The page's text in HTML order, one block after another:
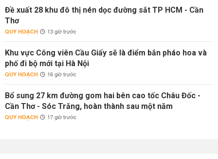
Đề xuất 28 khu đô thị nén dọc đường sắt TP HCM - Cần
Thơ
QUY HOẠCH 13 giờ trước
Khu vực Công viên Cầu Giấy sẽ là điểm bắn pháo hoa và
phố đi bộ mới tại Hà Nội
QUY HOẠCH 16 giờ trước
Bổ sung 27 km đường gom hai bên cao tốc Châu Đốc -
Cần Thơ - Sóc Trăng, hoàn thành sau một năm
QUY HOẠCH 17 giờ trước